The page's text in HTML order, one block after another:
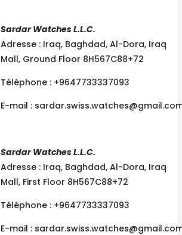
Sardar Watches L.L.C.
Adresse : Iraq, Baghdad, Al-Dora, Iraq
Mall, Ground Floor 8H567C88+72
Téléphone : +9647733337093
E-mail :
Sardar Watches L.L.C.
Adresse : Iraq, Baghdad, Al-Dora, Iraq
Mall, First Floor 8H567C88+72
Téléphone : +9647733337093
E-mail :